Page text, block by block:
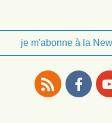
je m'abonne à la